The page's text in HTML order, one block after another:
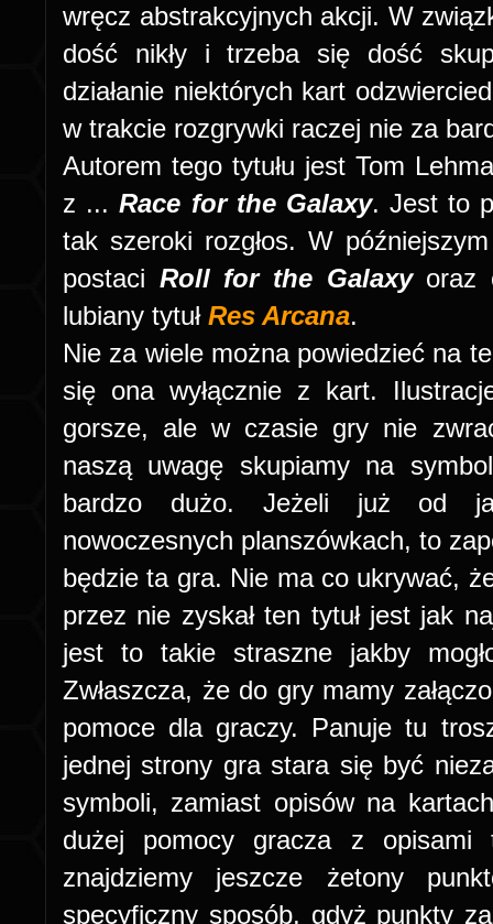
wręcz abstrakcyjnych akcji. W
dość nikły i trzeba się dość
działanie niektórych kart
w trakcie rozgrywki raczej nie za
Autorem tego tytułu jest Tom
z ...Race for the Galaxy. Jest to
tak szeroki rozgłos. W
postaci Roll for the Galaxyoraz
lubiany tytuł Res Arcana.
Nie za wiele można powiedzieć na
się ona wyłącznie z kart.
gorsze, ale w czasie gry nie
naszą uwagę skupiamy na
bardzo dużo. Jeżeli już od
nowoczesnych planszówkach, to
będzie ta gra. Nie ma co ukrywać,
przez nie zyskał ten tytuł jest jak
jest to takie straszne jakby
Zwłaszcza, że do gry mamy
pomoce dla graczy. Panuje tu
jednej strony gra stara się być
symboli, zamiast opisów na
dużej pomocy gracza z opisami
znajdziemy jeszcze żetony
specyficzny sposób, gdyż punkty